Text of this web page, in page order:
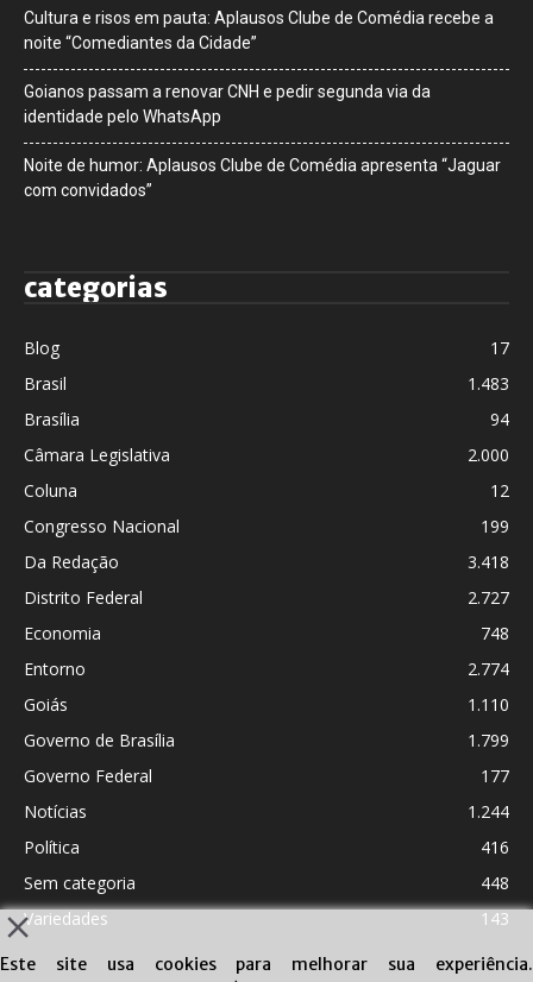
Cultura e risos em pauta: Aplausos Clube de Comédia recebe a
noite “Comediantes da Cidade”
Goianos passam a renovar CNH e pedir segunda via da
identidade pelo WhatsApp
Noite de humor: Aplausos Clube de Comédia apresenta “Jaguar
com convidados”
categorias
Blog
17
Brasil
1.483
Brasília
94
Câmara Legislativa
2.000
Coluna
12
Congresso Nacional
199
Da Redação
3.418
Distrito Federal
2.727
Economia
748
Entorno
2.774
Goiás
1.110
Governo de Brasília
1.799
Governo Federal
177
Notícias
1.244
Política
416
Sem categoria
448
Variedades
143
Este site usa cookies para melhorar sua experiência.